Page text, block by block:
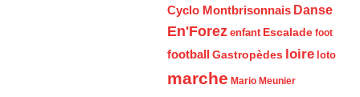
Cyclo Montbrisonnais Danse
En'Forez enfant Escalade foot
football Gastropèdes loire loto
marche Mario Meunier